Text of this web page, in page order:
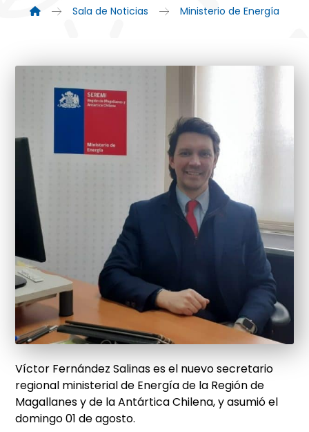
Sala de Noticias Ministerio de Energía
Víctor Fernández Salinas es el nuevo secretario
regional ministerial de Energía de la Región de
Magallanes y de la Antártica Chilena, y asumió el
domingo 01 de agosto.